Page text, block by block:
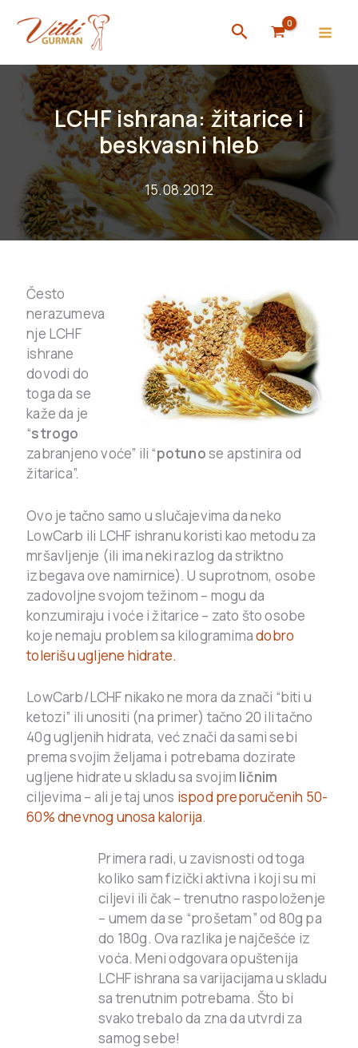
content
Search
LCHF ishrana: žitarice i
beskvasni hleb
15.08.2012
Često
nerazumeva
nje LCHF
ishrane
dovodi do
toga da se
kaže da je
“strogo
zabranjeno voće” ili “potunose apstinira od
žitarica”.
Ovo je tačno samo u slučajevima da neko
LowCarb ili LCHF ishranu koristi kao metodu za
mršavljenje (ili ima neki razlog da striktno
izbegava ove namirnice). U suprotnom, osobe
zadovoljne svojom težinom – mogu da
konzumiraju i voće i žitarice – zato što osobe
koje nemaju problem sa kilogramimadobro
tolerišu ugljene hidrate.
LowCarb/LCHF nikako ne mora da znači “biti u
ketozi” ili unositi (na primer) tačno 20 ili tačno
40g ugljenih hidrata, već znači da sami sebi
prema svojim željama i potrebama dozirate
ugljene hidrate u skladu sa svojim ličnim
ciljevima – ali je taj unos ispod preporučenih 50-
60% dnevnog unosa kalorija.
Primera radi, u zavisnosti od toga
koliko sam fizički aktivna i koji su mi
ciljevi ili čak – trenutno raspoloženje
– umem da se “prošetam” od 80g pa
do 180g. Ova razlika je najčešće iz
voća. Meni odgovara opuštenija
LCHF ishrana sa varijacijama u skladu
sa trenutnim potrebama. Što bi
svako trebalo da zna da utvrdi za
samog sebe!